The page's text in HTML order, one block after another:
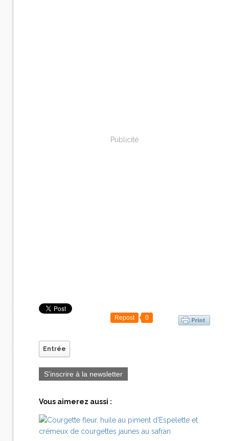
Publicité
Repost 0
Entrée
S'inscrire à la newsletter
Vous aimerez aussi :